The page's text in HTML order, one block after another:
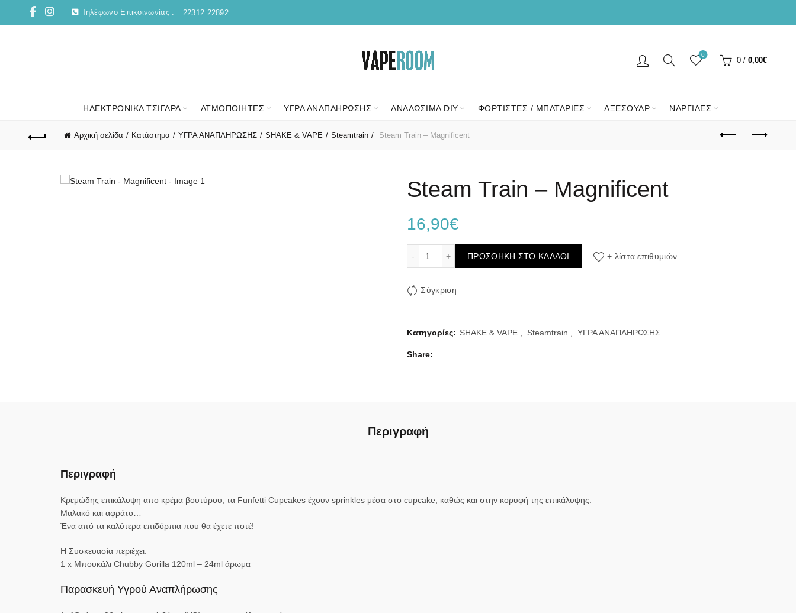
Τηλέφωνο Επικοινωνίας : 22312 22892
0
0 / 0,00€
ΗΛΕΚΤΡΟΝΙΚΑ ΤΣΙΓΑΡΑ ΑΤΜΟΠΟΙΗΤΕΣ ΥΓΡΑ ΑΝΑΠΛΗΡΩΣΗΣ ΑΝΑΛΩΣΙΜΑ DIY ΦΟΡΤΙΣΤΕΣ / ΜΠΑΤΑΡΙΕΣ ΑΞΕΣΟΥΑΡ ΝΑΡΓΙΛΕΣ
Αρχική σελίδα Κατάστημα ΥΓΡΑ ΑΝΑΠΛΗΡΩΣΗΣ SHAKE & VAPE Steamtrain Steam Train – Magnificent
Steam Train – Magnificent
16,90€
ΠΡΟΣΘΉΚΗ ΣΤΟ ΚΑΛΆΘΙ + λίστα επιθυμιών
Σύγκριση
Κατηγορίες: SHAKE & VAPE Steamtrain ΥΓΡΑ ΑΝΑΠΛΗΡΩΣΗΣ
Share
Περιγραφή
Περιγραφή
Κρεμώδης επικάλυψη απο κρέμα βουτύρου, τα Funfetti Cupcakes έχουν sprinkles μέσα στο cupcake, καθώς και στην κορυφή της επικάλυψης.
Mαλακό και αφράτο…
Ένα από τα καλύτερα επιδόρπια που θα έχετε ποτέ!
Η Συσκευασία περιέχει:
1 x Μπουκάλι Chubby Gorilla 120ml – 24ml άρωμα
Παρασκευή Υγρού Αναπλήρωσης